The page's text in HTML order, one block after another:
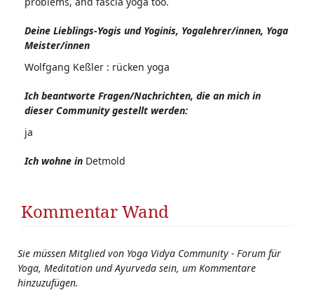
Deine Lieblings-Yogis und Yoginis, Yogalehrer/innen, Yoga
Meister/innen
Wolfgang Keßler : rücken yoga
Ich beantworte Fragen/Nachrichten, die an mich in
dieser Community gestellt werden:
ja
Ich wohne in Detmold
Kommentar Wand
Sie müssen Mitglied von Yoga Vidya Community - Forum für
Yoga, Meditation und Ayurveda sein, um Kommentare
hinzuzufügen.